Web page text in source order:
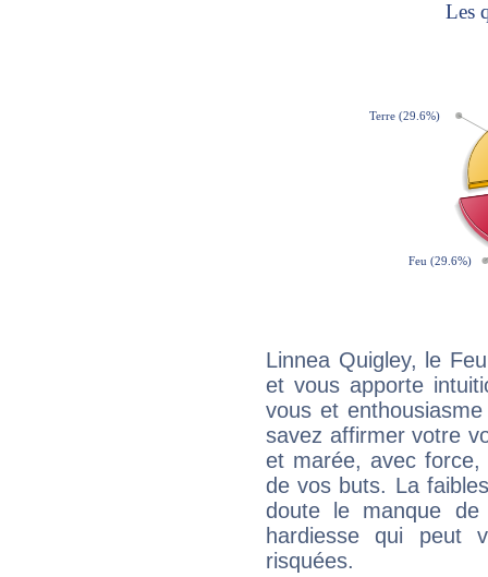
Linnea Quigley, le
et vous apporte
vous et
savez affirmer votre
et marée, avec
de vos buts. La
doute le manque
hardiesse qui peut
risquées.